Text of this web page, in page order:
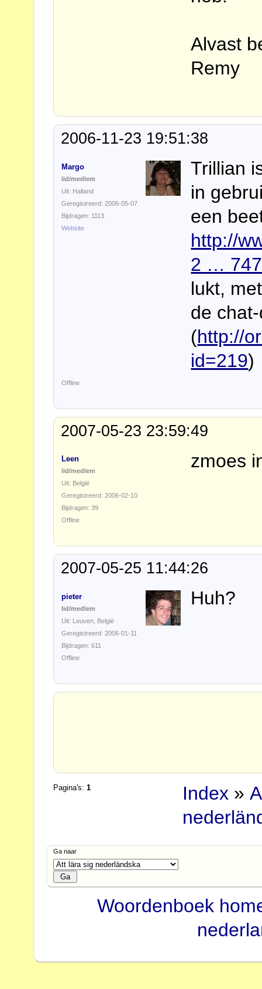
Alvast
Remy
2006-11-23 19:51:38
Margo
lid/medlem
Uit: Halland
Geregistreerd: 2006-05-07
Bijdragen: 1113
Website
Trillian
in
een
http://
2 …
lukt,
de
(http://
id=219)
Offline
2007-05-23 23:59:49
Leen
lid/medlem
Uit: België
Geregistreerd: 2006-02-10
Bijdragen: 39
zmoes
Offline
2007-05-25 11:44:26
pieter
lid/medlem
Uit: Leuven, België
Geregistreerd: 2006-01-11
Bijdragen: 611
Huh?
Offline
Pagina's:1 Index »
Ga naar
Woordenboek